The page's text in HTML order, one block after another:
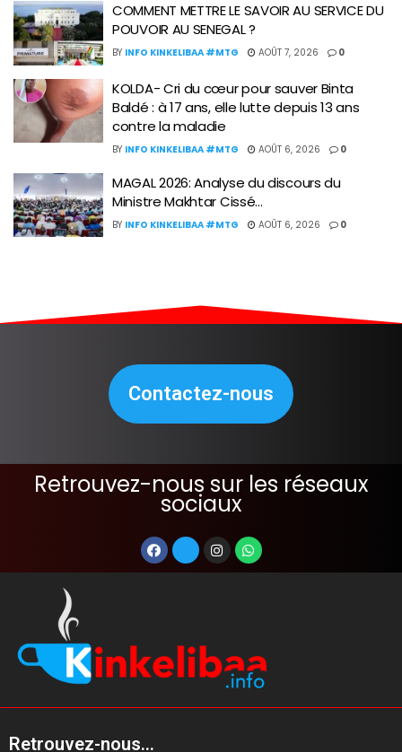
COMMENT METTRE LE SAVOIR AU SERVICE DU
POUVOIR AU SENEGAL ?
BY INFO KINKELIBAA #MTG AOÛT 7, 2026 0
KOLDA- Cri du cœur pour sauver Binta
Baldé : à 17 ans, elle lutte depuis 13 ans
contre la maladie
BY INFO KINKELIBAA #MTG AOÛT 6, 2026 0
MAGAL 2026: Analyse du discours du
Ministre Makhtar Cissé…
BY INFO KINKELIBAA #MTG AOÛT 6, 2026 0
Contactez-nous
Retrouvez-nous sur les réseaux
sociaux
Retrouvez-nous...